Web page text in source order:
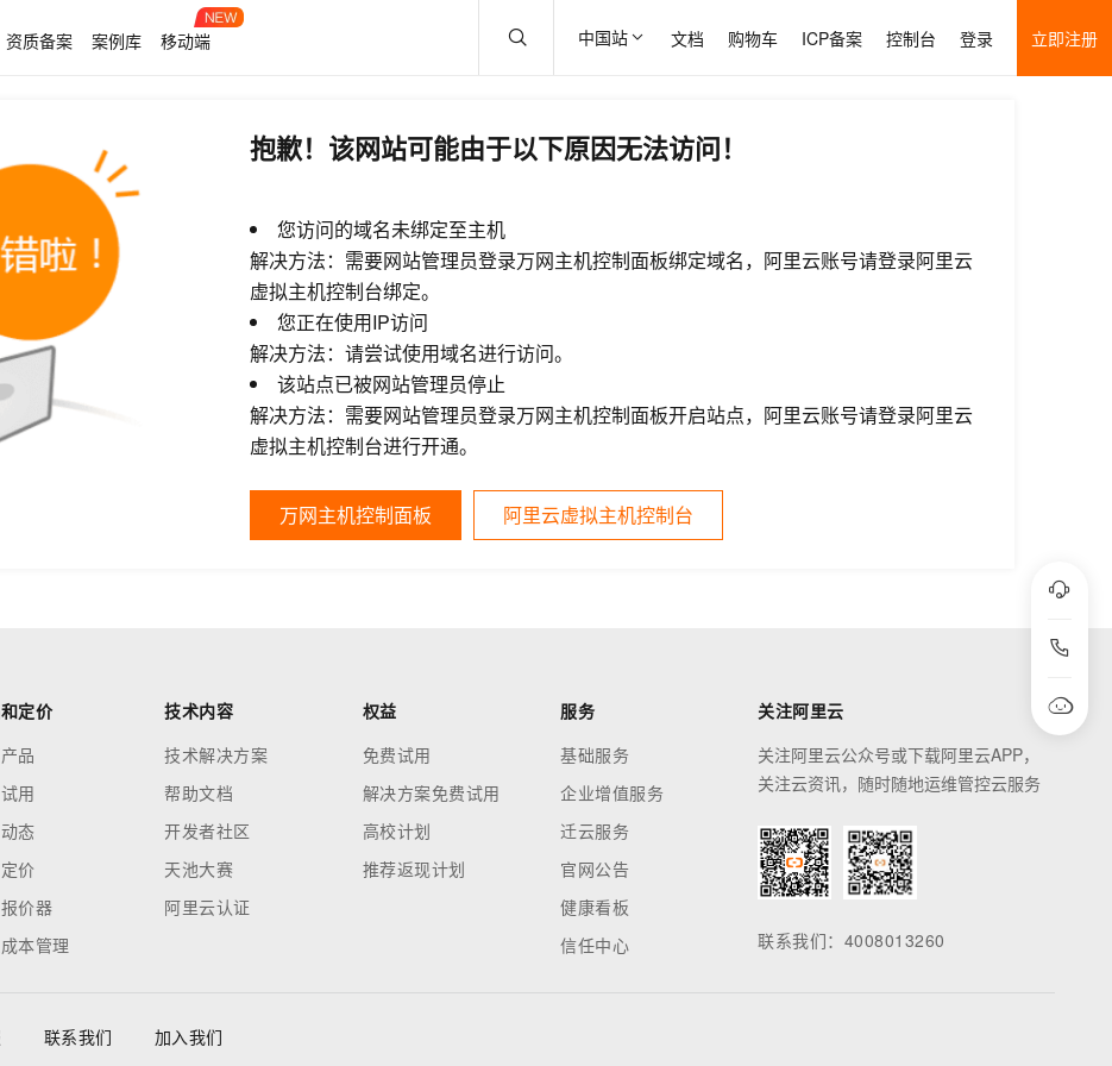
资质备案 案例库 移动端 中国站 文档 购物车 ICP备案 控制台 登录 立即注册
抱歉！该网站可能由于以下原因无法访问！
您访问的域名未绑定至主机
解决方法：需要网站管理员登录万网主机控制面板绑定域名，阿里云账号请登录阿里云
虚拟主机控制台绑定。
您正在使用IP访问
解决方法：请尝试使用域名进行访问。
该站点已被网站管理员停止
解决方法：需要网站管理员登录万网主机控制面板开启站点，阿里云账号请登录阿里云
虚拟主机控制台进行开通。
万网主机控制面板 阿里云虚拟主机控制台